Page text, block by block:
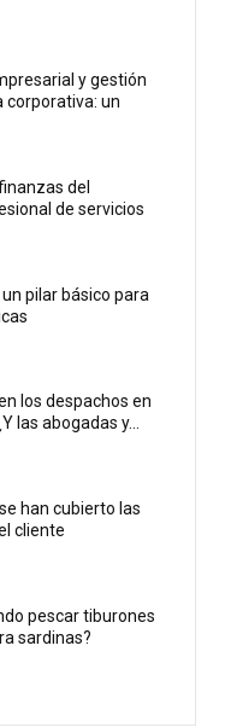
y gestión
corporativa: un
del
de servicios
pilar básico para
los despachos en
las abogadas y...
han cubierto las
cliente
pescar tiburones
sardinas?